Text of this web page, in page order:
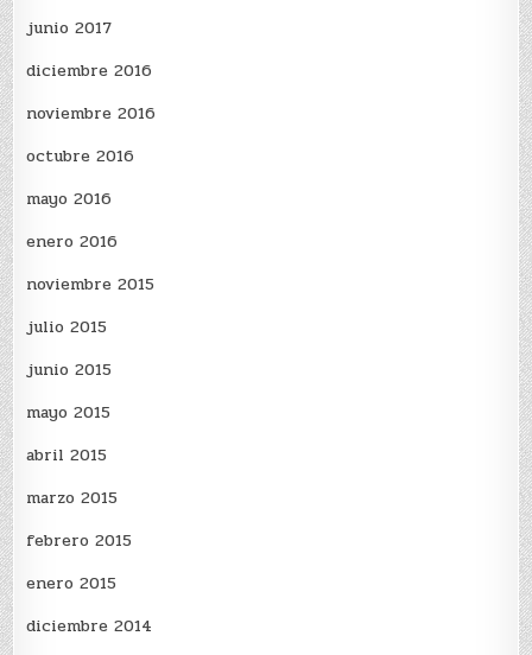
junio 2017
diciembre 2016
noviembre 2016
octubre 2016
mayo 2016
enero 2016
noviembre 2015
julio 2015
junio 2015
mayo 2015
abril 2015
marzo 2015
febrero 2015
enero 2015
diciembre 2014